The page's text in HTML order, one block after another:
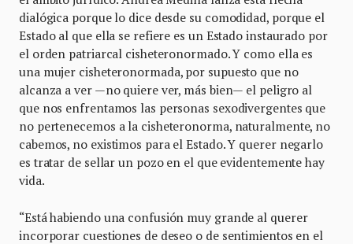
dialógica porque lo dice desde su comodidad, porque el
Estado al que ella se refiere es un Estado instaurado por
el orden patriarcal cisheteronormado. Y como ella es
una mujer cisheteronormada, por supuesto que no
alcanza a ver —no quiere ver, más bien— el peligro al
que nos enfrentamos las personas sexodivergentes que
no pertenecemos a la cisheteronorma, naturalmente, no
cabemos, no existimos para el Estado. Y querer negarlo
es tratar de sellar un pozo en el que evidentemente hay
vida.
“Está habiendo una confusión muy grande al querer
incorporar cuestiones de deseo o de sentimientos en el